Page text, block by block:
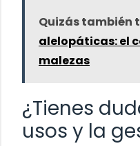
Quizás también
alelopáticas: el
malezas
¿Tienes
usos y la